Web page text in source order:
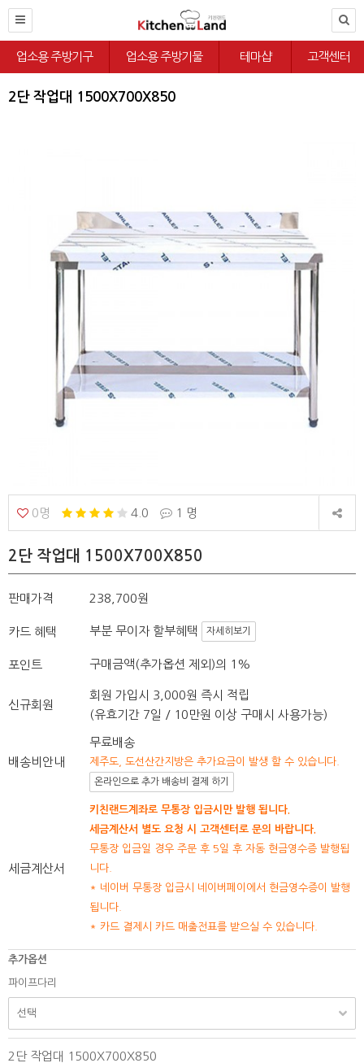
업소용 주방기구 업소용 주방기물 테마샵 고객센터
2단 작업대 1500X700X850
0명 4.0 1 명
2단 작업대 1500X700X850
판매가격 238,700원
카드 혜택 부분 무이자 할부혜택 자세히보기
포인트 구매금액(추가옵션 제외)의 1%
신규회원
회원 가입시 3,000원 즉시 적립
(유효기간 7일 / 10만원 이상 구매시 사용가능)
배송비안내
무료배송
제주도, 도선산간지방은 추가요금이 발생 할 수 있습니다.
온라인으로 추가 배송비 결제 하기
세금계산서
키친랜드계좌로 무통장 입금시만 발행 됩니다.
세금계산서 별도 요청 시 고객센터로 문의 바랍니다.
무통장 입금일 경우 주문 후 5일 후 자동 현금영수증 발행됩
니다.
* 네이버 무통장 입금시 네이버페이에서 현금영수증이 발행
됩니다.
* 카드 결제시 카드 매출전표를 받으실 수 있습니다.
추가옵션
파이프다리
2단 작업대 1500X700X850